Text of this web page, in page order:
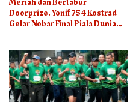
Doorprize, Yonif 754 Kostrad
Gelar Nobar Final Piala Dunia